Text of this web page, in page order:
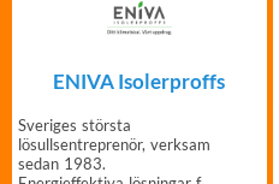
ENIVA Isolerproffs
Sveriges största
lösullsentreprenör, verksam
sedan 1983.